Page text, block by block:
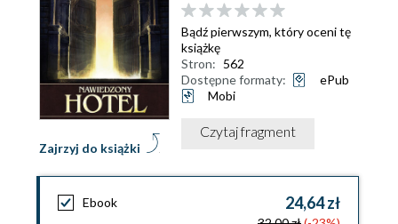
Zajrzyj do książki
Bądź pierwszym, który oceni tę
książkę
Stron: 562
Dostępne formaty:
ePub
Mobi
Czytaj fragment
Ebook 24,64 zł